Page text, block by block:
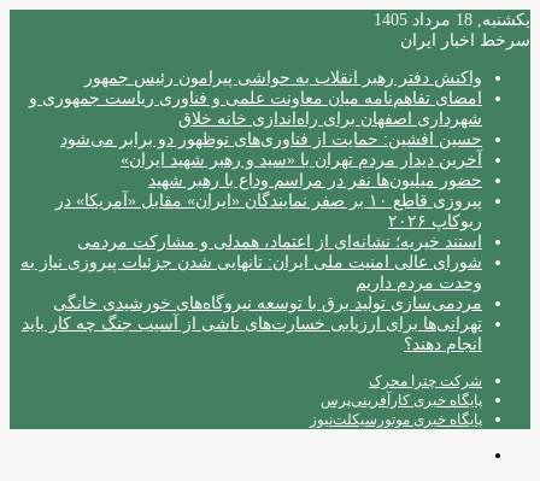
یکشنبه, 18 مرداد 1405
سرخط اخبار ایران
واکنش دفتر رهبر انقلاب به حواشی پیرامون رئیس جمهور
امضای تفاهم‌نامه میان معاونت علمی و فناوری ریاست جمهوری و
شهرداری اصفهان برای راه‌اندازی خانه خلاق
حسین افشین: حمایت از فناوری‌های نوظهور دو برابر می‌شود
آخرین دیدار مردم تهران با «سید و رهبر شهید ایران»
حضور میلیون‌ها نفر در مراسم وداع با رهبر شهید
پیروزی قاطع ۱۰ بر صفر نمایندگان «ایران» مقابل «آمریکا» در
ربوکاپ ۲۰۲۶
استند خیریه؛ نشانه‌ای از اعتماد، همدلی و مشارکت مردمی
شورای عالی امنیت ملی ایران: تانهایی شدن جزئیات پیروزی نیاز به
وحدت مردم داریم
مردمی‌سازی تولید برق با توسعه نیروگاه‌های خورشیدی خانگی
تهرانی‌ها برای ارزیابی خسارت‌های ناشی از آسیب جنگ چه کار باید
انجام دهند؟
شرکت چترا محرک
پایگاه خبری کارآفرینی‌پرس
پایگاه خبری موتورسیکلت‌نیوز